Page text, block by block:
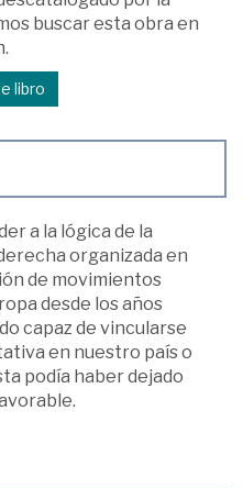
buscar esta obra en
libro
a la lógica de la
organizada en
de movimientos
desde los años
capaz de vincularse
en nuestro país o
podía haber dejado